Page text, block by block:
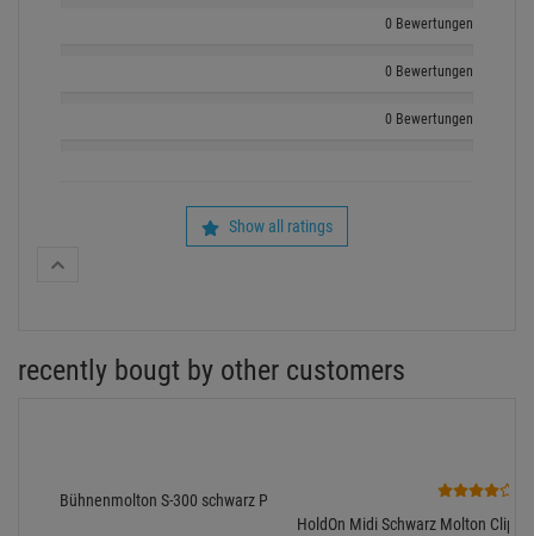
0 Bewertungen
0 Bewertungen
0 Bewertungen
Show all ratings
recently bougt by other customers
Bühnenmolton S-300 schwarz Profi pro lfm / 3 m breit
HoldOn Midi Schwarz Molton Clip,